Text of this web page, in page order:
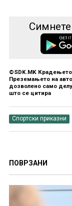
Симнете
©SDK.MK Крадењето
Преземањето на
дозволено само
што се цитира
Спортски приказни
ПОВРЗАНИ